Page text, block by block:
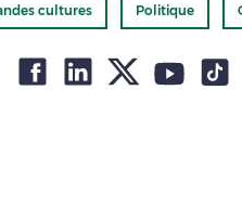
cultures Politique